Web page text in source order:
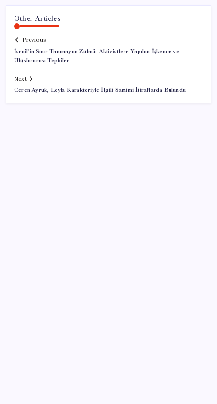
Other Articles
Previous
İsrail’in Sınır Tanımayan Zulmü: Aktivistlere Yapılan İşkence ve
Uluslararası Tepkiler
Next
Ceren Ayruk, Leyla Karakteriyle İlgili Samimi İtiraflarda Bulundu